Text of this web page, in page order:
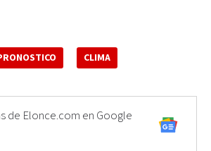
CLIMA
de Elonce.com en Google